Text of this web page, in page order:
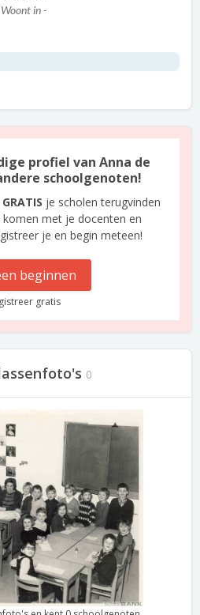
Woont in -
profiel van Anna de
schoolgenoten!
GRATIS je scholen terugvinden
met je docenten en
je en begin meteen!
beginnen
gratis
0